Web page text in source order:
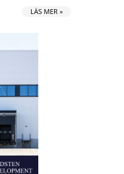
LÄS MER »